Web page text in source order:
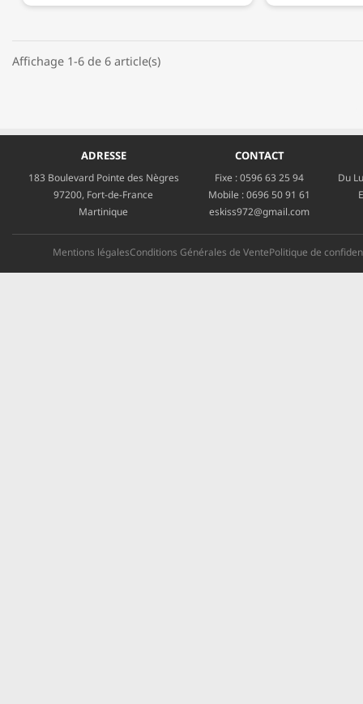
Affichage 1-6 de 6 article(s)
ADRESSE
183 Boulevard Pointe des Nègres
97200, Fort-de-France
Martinique
CONTACT
Fixe :0596 63 25 94
Mobile :0696 50 91 61
eskiss972@gmail.com
Du
Mentions légalesConditions Générales de VentePolitique de